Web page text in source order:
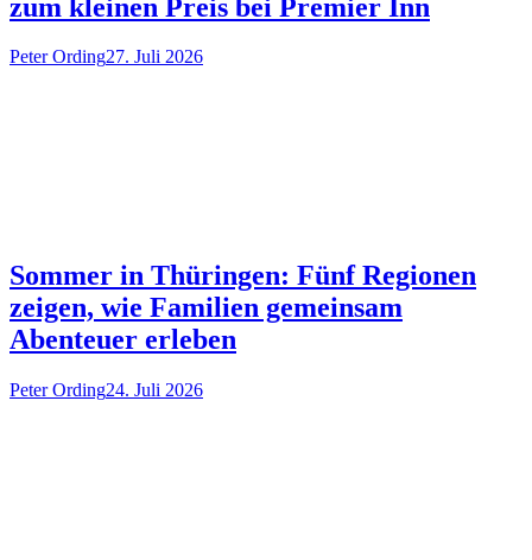
zum kleinen Preis bei Premier Inn
Peter Ording27. Juli 2026
Sommer in Thüringen: Fünf Regionen
zeigen, wie Familien gemeinsam
Abenteuer erleben
Peter Ording24. Juli 2026